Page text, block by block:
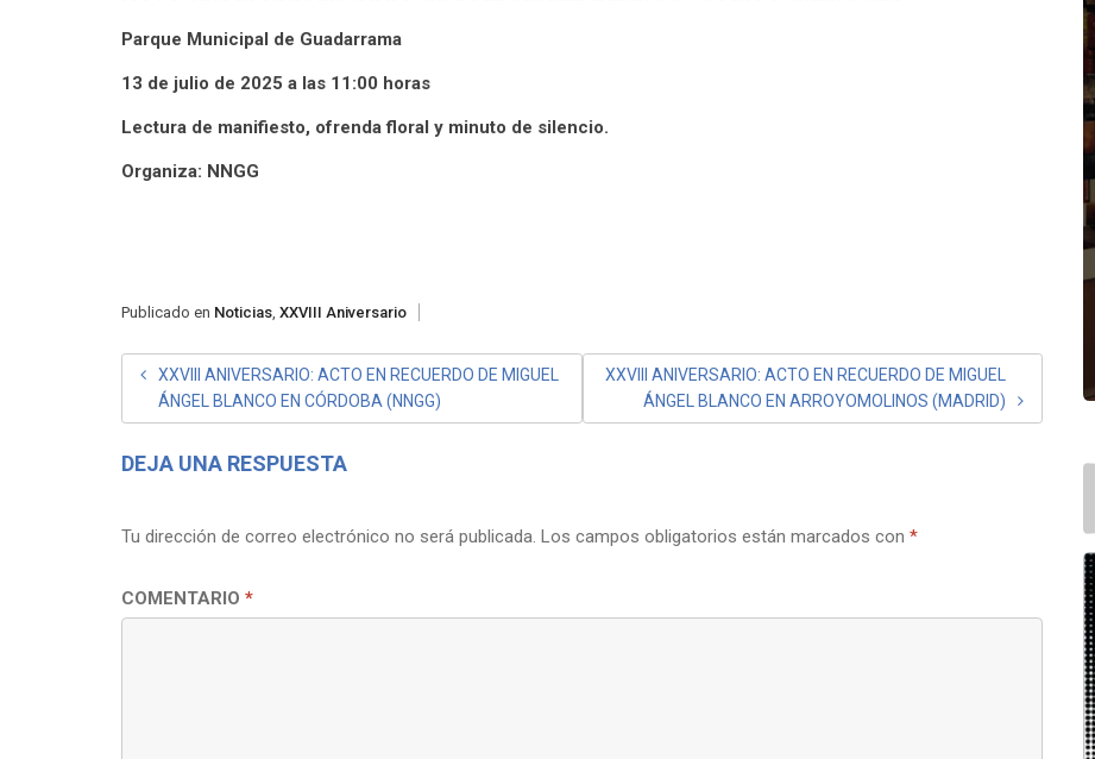
Parque Municipal de Guadarrama
13 de julio de 2025 a las 11:00 horas
Lectura de manifiesto, ofrenda floral y minuto de silencio.
Organiza: NNGG
Publicado en Noticias, XXVIII Aniversario
NAVEGACIÓN
DE
ENTRADAS
XXVIII ANIVERSARIO: ACTO EN RECUERDO DE MIGUEL
ÁNGEL BLANCO EN CÓRDOBA (NNGG)
XXVIII ANIVERSARIO: ACTO EN RECUERDO DE MIGUEL
ÁNGEL BLANCO EN ARROYOMOLINOS (MADRID)
DEJA UNA RESPUESTA
Tu dirección de correo electrónico no será publicada. Los campos obligatorios están marcados con *
COMENTARIO *